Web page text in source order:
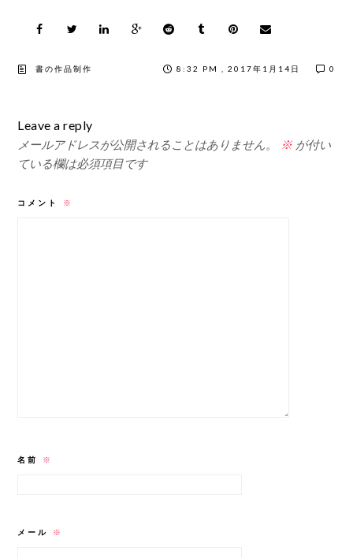
書の作品制作 8:32 PM , 2017年1月14日 0
Leave a reply
メールアドレスが公開されることはありません。 ※が付い
ている欄は必須項目です
コメント ※
名前 ※
メール ※